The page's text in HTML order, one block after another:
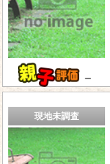
－
現地未調査